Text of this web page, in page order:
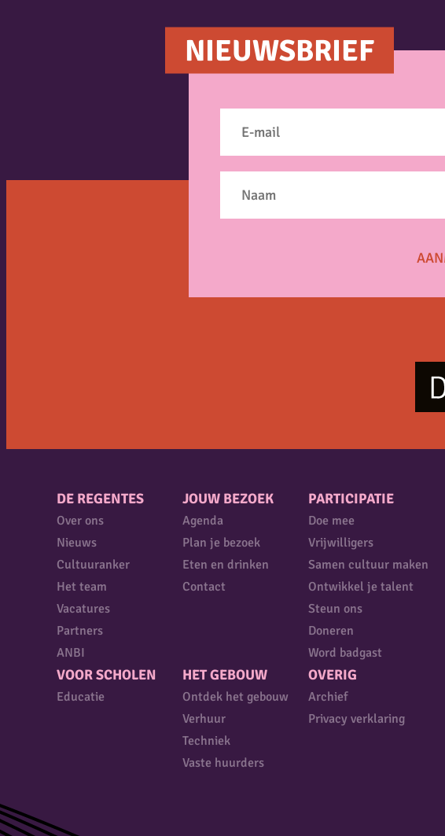
NIEUWSBRIEF
DE REGENTES
Over ons
Nieuws
Cultuuranker
Het team
Vacatures
Partners
ANBI
JOUW BEZOEK
Agenda
Plan je bezoek
Eten en drinken
Contact
PARTICIPATIE
Doe mee
Vrijwilligers
Samen cultuur maken
Ontwikkel je talent
Steun ons
Doneren
Word badgast
VOOR SCHOLEN
Educatie
HET GEBOUW
Ontdek het gebouw
Verhuur
Techniek
Vaste huurders
OVERIG
Archief
Privacy verklaring